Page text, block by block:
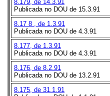
8.179, de 14.3.91
Publicada no DOU de 15.3.91
8.17 8
, de 1.3.91
Publicada no DOU de 4.3.91
8.177, de 1.3.91
Publicada no DOU de 4.3.91
8.176, de 8.2.91
Publicada no DOU de 13.2.91
8.175, de 31.1.91